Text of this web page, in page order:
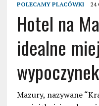
POLECAMY PLACÓWKI 24
Hotel na
idealne
wypoczynek
Mazury, nazywane